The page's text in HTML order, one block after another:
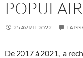
25 AVRIL 2022
De 2017 à 2021, la